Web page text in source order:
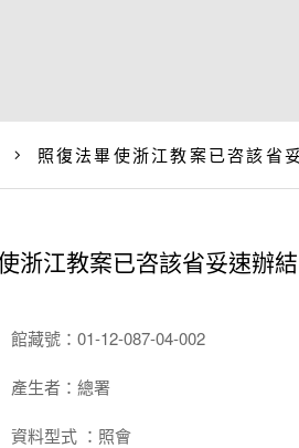
照復法畢使浙江教案已咨該省
浙江教案已咨該省妥速辦
館藏號：01-12-087-04-002
產生者：總署
資料型式 ：照會